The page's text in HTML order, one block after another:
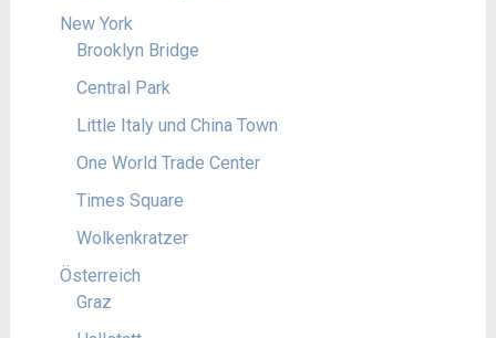
New York
Brooklyn Bridge
Central Park
Little Italy und China Town
One World Trade Center
Times Square
Wolkenkratzer
Österreich
Graz